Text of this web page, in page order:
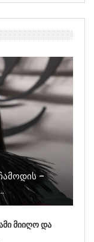
–
მიიღო და